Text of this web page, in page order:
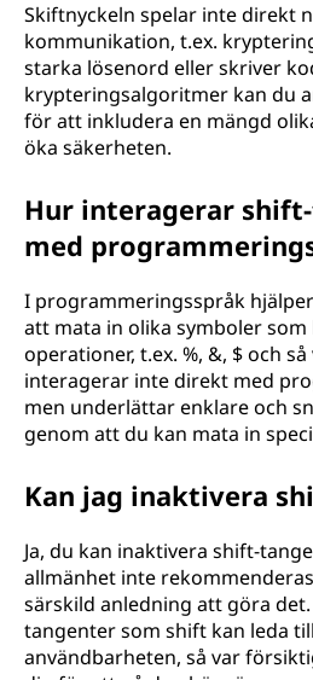
Skiftnyckeln spelar inte direkt
kommunikation, t.ex.
starka lösenord eller skriver
krypteringsalgoritmer kan du
för att inkludera en mängd
öka säkerheten.
Hur interagerar
med
I programmeringsspråk
att mata in olika symboler
operationer, t.ex. %, &, $ och
interagerar inte direkt med
men underlättar enklare och
genom att du kan mata in
Kan jag inaktivera
Ja, du kan inaktivera shift-
allmänhet inte
särskild anledning att göra
tangenter som shift kan leda
användbarheten, så var